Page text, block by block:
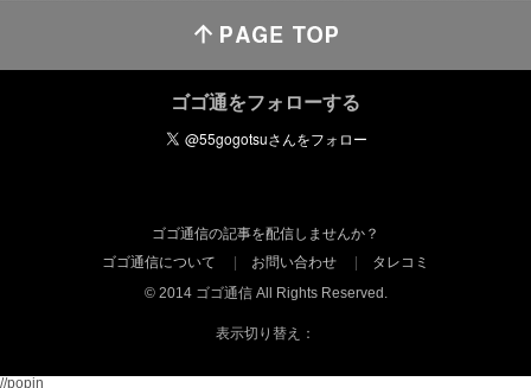
ゴゴ通をフォローする
ゴゴ通信の記事を配信しませんか？
ゴゴ通信について
お問い合わせ
タレコミ
© 2014 ゴゴ通信 All Rights Reserved.
表示切り替え：
//popin